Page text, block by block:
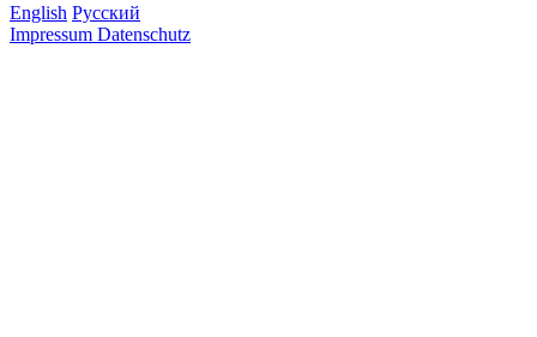
English Русский
Impressum Datenschutz